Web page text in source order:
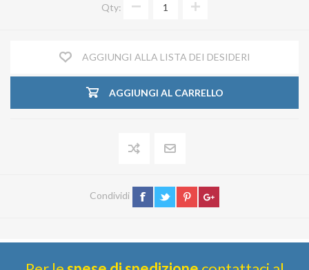
Qty:
AGGIUNGI ALLA LISTA DEI DESIDERI
AGGIUNGI AL CARRELLO
Condividi